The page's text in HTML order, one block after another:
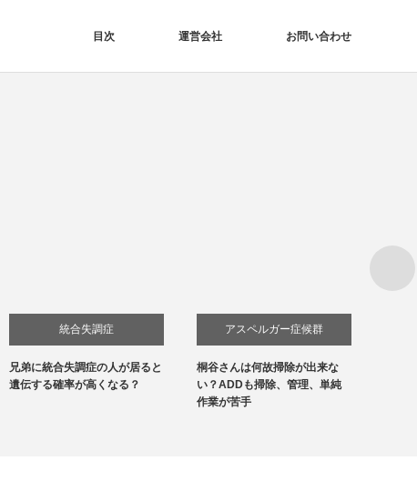
目次 運営会社 お問い合わせ
統合失調症
兄弟に統合失調症の人が居ると
遺伝する確率が高くなる？
アスペルガー症候群
発達障害
桐谷さんは何故掃除が出来な
い？ADDも掃除、管理、単純
作業が苦手